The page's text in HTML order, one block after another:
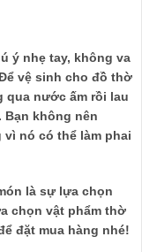
ý nhẹ tay, không va
vệ sinh cho đồ thờ
qua nước ấm rồi lau
Bạn không nên
nó có thể làm phai
là sự lựa chọn
chọn vật phẩm thờ
đặt mua hàng nhé!